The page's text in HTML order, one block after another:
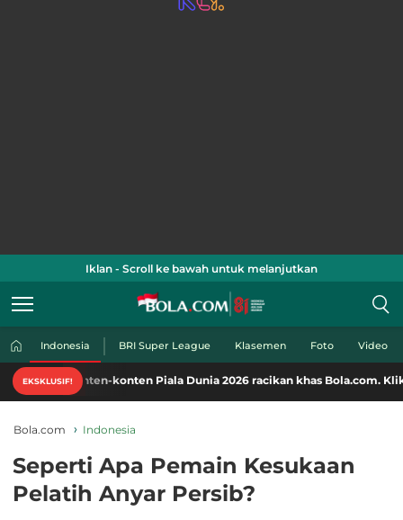
Iklan - Scroll ke bawah untuk melanjutkan
Indonesia BRI Super League Klasemen Foto Video
EKSKLUSIF!
konten Piala Dunia 2026 racikan khas Bola.com. Klik di sini!
Bola.com Indonesia
Seperti Apa Pemain Kesukaan
Pelatih Anyar Persib?